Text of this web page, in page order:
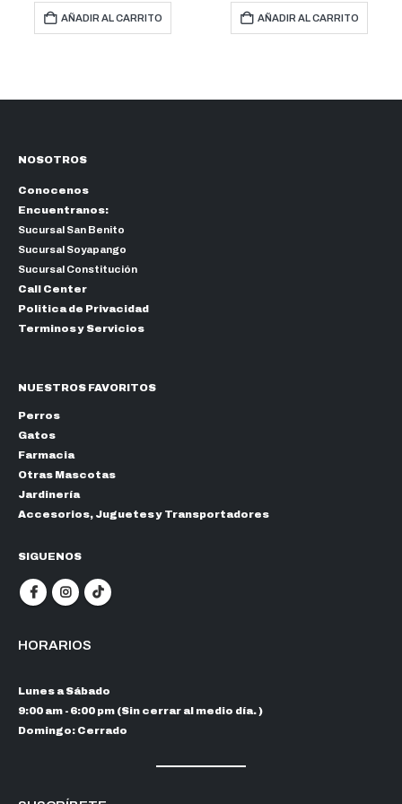
AÑADIR AL CARRITO AÑADIR AL CARRITO
NOSOTROS
Conocenos
Encuentranos:
Sucursal San Benito
Sucursal Soyapango
Sucursal Constitución
Call Center
Politica de Privacidad
Terminos y Servicios
NUESTROS FAVORITOS
Perros
Gatos
Farmacia
Otras Mascotas
Jardinería
Accesorios, Juguetes y Transportadores
SIGUENOS
HORARIOS
Lunes a Sábado
9:00 am - 6:00 pm (Sin cerrar al medio día. )
Domingo: Cerrado